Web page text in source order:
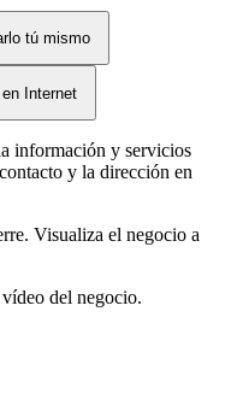
tú mismo
Internet
información y servicios
y la dirección en
Visualiza el negocio a
del negocio.